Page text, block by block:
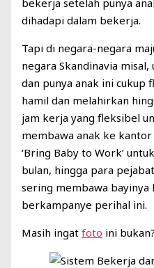
bekerja setelah punya
dihadapi dalam bekerja.
Tapi di negara-negara
negara Skandinavia
dan punya anak ini cukup
hamil dan melahirkan
jam kerja yang fleksibel
membawa anak ke
‘Bring Baby to Work’
bulan, hingga para
sering membawa bayinya
berkampanye perihal ini.
Masih ingatfoto ini bukan?